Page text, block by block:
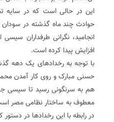
این در حالی است که در سایه
حوادث چند ماه گذشته در
انجامید، نگرانی طرفداران
افزایش پیدا کرده است.
با توجه به رخدادهای یک دهه
حسنی مبارک و روی کار آمدن
هم به سرنگونی رسید تا سیسی
معطوف به ساختار نظامی مصر
در رابطه با این رخدادها در